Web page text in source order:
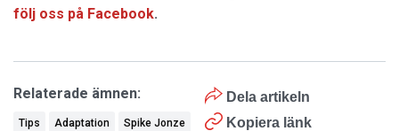
följ oss på Facebook.
Dela artikeln
Kopiera länk
Relaterade ämnen:
Tips Adaptation Spike Jonze